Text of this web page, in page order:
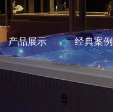
产品展示 经典案例